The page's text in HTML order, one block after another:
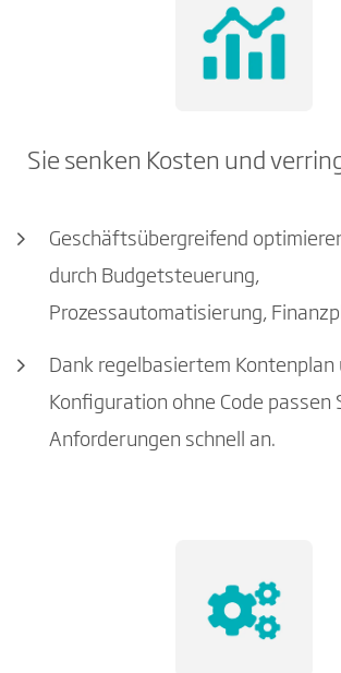
Sie senken Kosten und
Geschäftsübergreifend
durch Budgetsteuerung,
Prozessautomatisierung,
Dank regelbasiertem Kontenplan
Konfiguration ohne Code passen
Anforderungen schnell an.